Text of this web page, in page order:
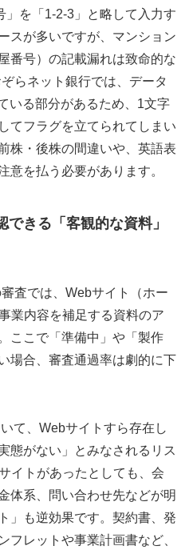
を「1-2-3」と略して入力す
スが多いですが、マンション
番号）の記載漏れは致命的な
らネット銀行では、データ
いる部分があるため、1文字
てフラグを立てられてしまい
株・後株の間違いや、英語表
意を払う必要があります。
きる「客観的な資料」
査では、Webサイト（ホー
業内容を補足する資料のア
ここで「準備中」や「製作
場合、審査通過率は劇的に下
て、Webサイトすら存在し
態がない」とみなされるリス
イトがあったとしても、会
体系、問い合わせ先などが明
」も逆効果です。契約書、発
フレットや事業計画書など、